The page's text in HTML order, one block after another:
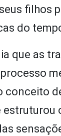
filhos
do
que as